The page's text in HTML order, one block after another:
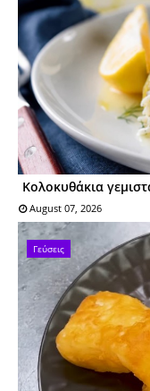
Κολοκυθάκια
August 07, 2026
Γεύσεις